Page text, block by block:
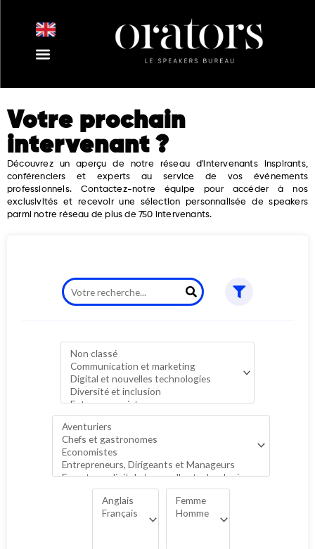
Votre prochain
intervenant ?
Découvrez un aperçu de notre réseau d'intervenants inspirants,
conférenciers et experts au service de vos événements
professionnels. Contactez-notre équipe pour accéder à nos
exclusivités et recevoir une sélection personnalisée de speakers
parmi notre réseau de plus de 750 intervenants.